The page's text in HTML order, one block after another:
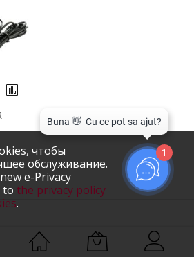
чтобы
обслуживание.
e-Privacy
to the privacy policy
.
1